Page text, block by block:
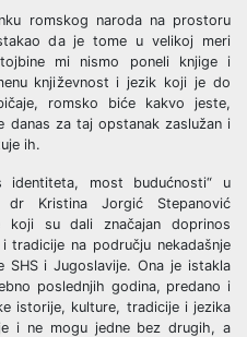
romskog naroda na prostoru
da je tome u velikoj meri
mi nismo poneli knjige i
književnost i jezik koji je do
romsko biće kakvo jeste,
danas za taj opstanak zaslužan i
ih.
identiteta, most budućnosti“ u
dr Kristina Jorgić Stepanović
koji su dali značajan doprinos
tradicije na području nekadašnje
SHS i Jugoslavije. Ona je istakla
poslednjih godina, predano i
istorije, kulture, tradicije i jezika
i ne mogu jedne bez drugih, a